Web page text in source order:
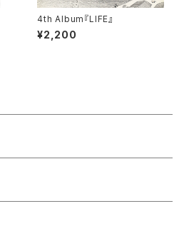
4th Album『LIFE』
¥2,200